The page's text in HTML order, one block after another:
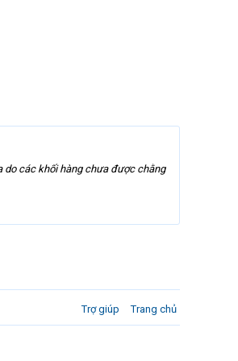
do các khối hàng chưa được chằng
Trợ giúp Trang chủ